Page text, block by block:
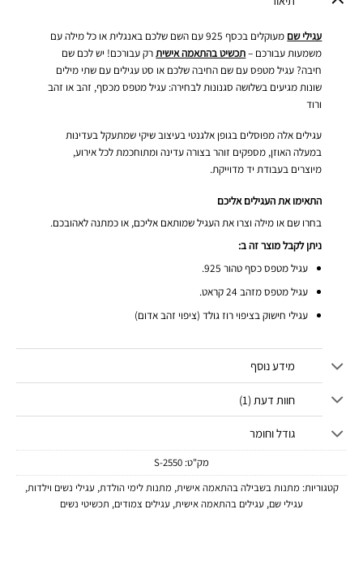
עגילי שם
מעוקלים בכסף 925 עם השם שלכם באנגלית או כל מילה עם
משמעות עבורכם –תכשיט בהתאמה אישיתרק עבורכם! יש לכם שם
חיבה? עגיל מטפס עם שם החיבה שלכם או סט עגילים עם שתי מילים
שונות מגיעים בשלושה סגנונות לבחירה: עגיל מטפס מכסף, זהב או זהב
ורוד
עגילים אלה מפוסלים בגופן אלגנטי בעיצוב שיקי שמתעקל בעדינות
במעלה האוזן, מספקים זוהר בצורה עדינה ומתוחכמת לכל אירוע,
מיוצרים בעבודת יד מדוייקת.
התאימו את העגילים אליכם
בחרו שם או מילה וצרו את העגיל שמותאם אליכם, או כמתנה לאהובכם.
ניתן לקבל מוצר זה ב:
עגיל מטפס כסף טהור 925.
עגיל מטפס מזהב 24 קראט.
עגילי חישוק בציפוי רוז גולד (ציפוי זהב אדום)
מידע נוסף
חוות דעת (1)
גודל וחומר
מק"ט: 2550-S
קטגוריות: מתנות בשבילה בהתאמה אישית, מתנות לימי הולדת,עגילי נשים וילדות,
עגילי שם, עגילים בהתאמה אישית, עגילים צמודים, תכשיטי נשים